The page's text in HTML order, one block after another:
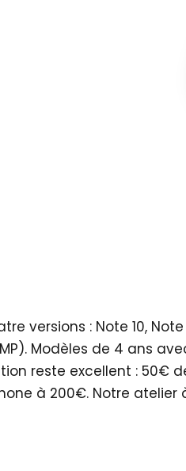
versions : Note 10, Note
Modèles de 4 ans
reste excellent : 50€
à 200€. Notre atelier